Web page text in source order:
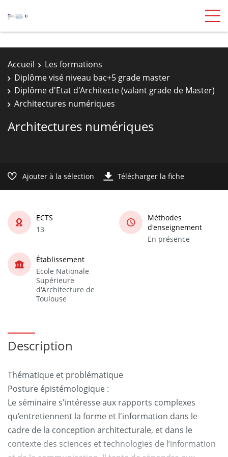
Accueil
Les formations
Diplôme visé niveau bac+5 grade master
Diplôme d'Etat d'Architecte (valant grade de Master)
Architectures numériques
Architectures numériques
Ajouter à la sélection Télécharger la fiche
ECTS
13
Méthodes
d'enseignement
En présence
Établissement
Ecole Nationale
Supérieure
d'Architecture de
Toulouse
Description
Thématique et problématique
Posture épistémologique :
Le séminaire s'intéresse aux rapports complexes
qu’entretiennent la forme et l'information dans le
cadre de la conception architecturale, et dans le
contexte des sciences et technologies de l’information